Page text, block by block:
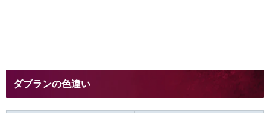
ダブランの色違い